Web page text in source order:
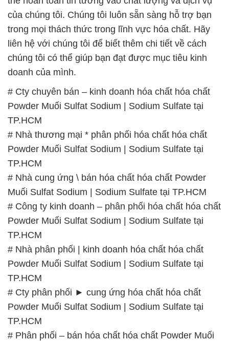
của chúng tôi. Chúng tôi luôn sẵn sàng hỗ trợ bạn
trong mọi thách thức trong lĩnh vực hóa chất. Hãy
liên hệ với chúng tôi để biết thêm chi tiết về cách
chúng tôi có thể giúp bạn đạt được mục tiêu kinh
doanh của mình.
# Cty chuyên bán – kinh doanh hóa chất hóa chất
Powder Muối Sulfat Sodium | Sodium Sulfate tại
TP.HCM
# Nhà thương mại * phân phối hóa chất hóa chất
Powder Muối Sulfat Sodium | Sodium Sulfate tại
TP.HCM
# Nhà cung ứng \ bán hóa chất hóa chất Powder
Muối Sulfat Sodium | Sodium Sulfate tại TP.HCM
# Công ty kinh doanh – phân phối hóa chất hóa chất
Powder Muối Sulfat Sodium | Sodium Sulfate tại
TP.HCM
# Nhà phân phối | kinh doanh hóa chất hóa chất
Powder Muối Sulfat Sodium | Sodium Sulfate tại
TP.HCM
# Cty phân phối ► cung ứng hóa chất hóa chất
Powder Muối Sulfat Sodium | Sodium Sulfate tại
TP.HCM
# Phân phối – bán hóa chất hóa chất Powder Muối